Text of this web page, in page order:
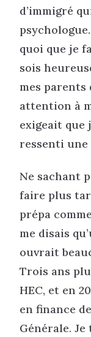
d’immigré
quoi que je
sois
mes
attention à
exigeait que
ressenti une
Ne sachant
faire plus
prépa
me disais
ouvrait
Trois ans
HEC, et en
en finance
Générale.